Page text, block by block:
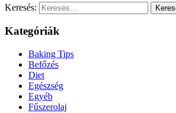
Keresés:
Kategóriák
Baking Tips
Befőzés
Diet
Egészség
Egyéb
Fűszerolaj